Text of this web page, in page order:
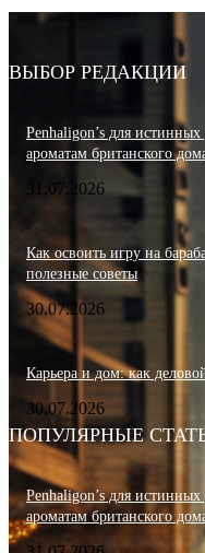
ВЫБОР РЕДАКЦИИ
Penhaligon’s для
ароматам британского
31.07.2026
Как освоить игру на
полезные советы
30.07.2026
Карьера и дом: как
30.07.2026
ПОПУЛЯРНЫЕ
Penhaligon’s для
ароматам британского